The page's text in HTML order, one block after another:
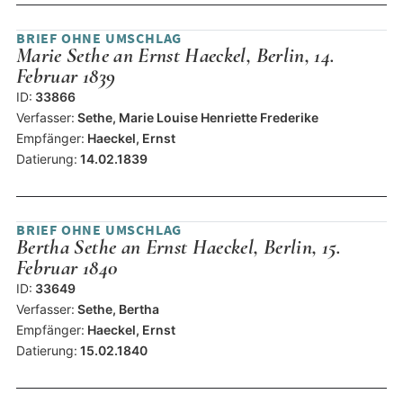
BRIEF OHNE UMSCHLAG
Marie Sethe an Ernst Haeckel, Berlin, 14.
Februar 1839
ID: 33866
Verfasser: Sethe, Marie Louise Henriette Frederike
Empfänger: Haeckel, Ernst
Datierung: 14.02.1839
BRIEF OHNE UMSCHLAG
Bertha Sethe an Ernst Haeckel, Berlin, 15.
Februar 1840
ID: 33649
Verfasser: Sethe, Bertha
Empfänger: Haeckel, Ernst
Datierung: 15.02.1840